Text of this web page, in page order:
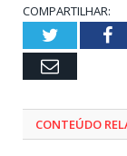
COMPARTILHAR:
Twitter
Email
CONTEÚDO